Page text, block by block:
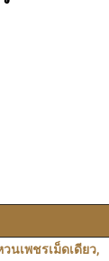
วนเพชรเม็ดเดียว,